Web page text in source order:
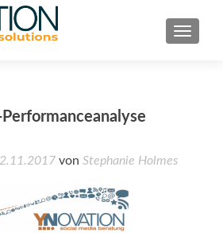
von Stephanie Holmes